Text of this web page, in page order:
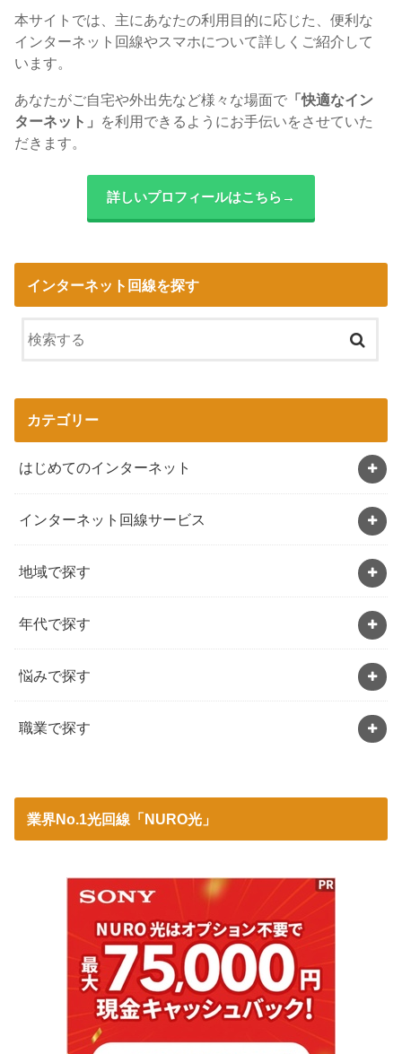
本サイトでは、主にあなたの利用目的に応じた、便利な
インターネット回線やスマホについて詳しくご紹介して
います。
あなたがご自宅や外出先など様々な場面で 「快適なイン
ターネット」 を利用できるようにお手伝いをさせていた
だきます。
詳しいプロフィールはこちら→
インターネット回線を探す
カテゴリー
はじめてのインターネット
インターネット回線サービス
地域で探す
年代で探す
悩みで探す
職業で探す
業界No.1光回線「NURO光」